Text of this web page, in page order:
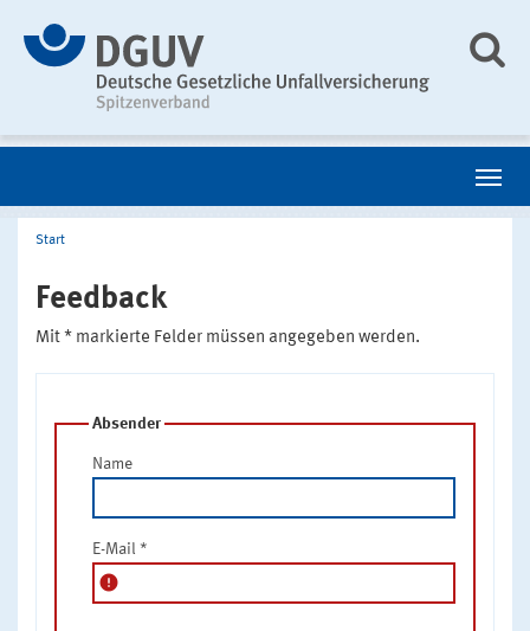
Start
Feedback
Mit * markierte Felder müssen angegeben werden.
Absender
Name
E-Mail *
error